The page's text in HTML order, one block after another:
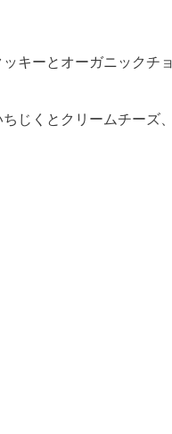
キーとオーガニックチ
じくとクリームチーズ